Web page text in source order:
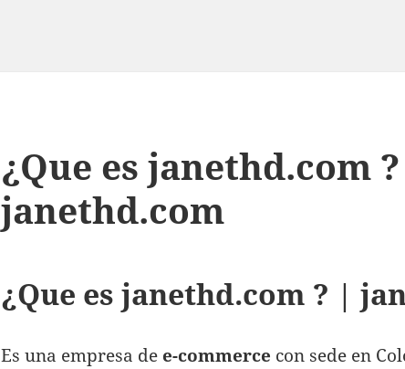
¿Que es janethd.com
janethd.com
¿Que es janethd.com ? |
Es una empresa de e-commerce con sede en